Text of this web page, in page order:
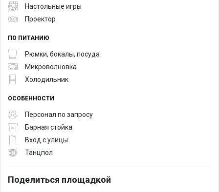
Настольные игры
Проектор
ПО ПИТАНИЮ
Рюмки, бокалы, посуда
Микроволновка
Холодильник
ОСОБЕННОСТИ
Персонал по запросу
Барная стойка
Вход с улицы
Танцпол
Поделиться площадкой